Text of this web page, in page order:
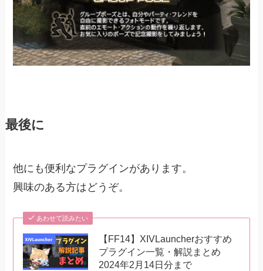
最後に
他にも便利なプラグインがあります。
興味のある方はどうぞ。
あわせて読みたい
【FF14】XIVLauncherおすすめ
プラグイン一覧・解説まとめ
2024年2月14日分まで